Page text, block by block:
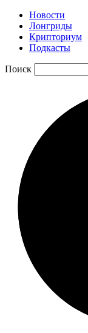
Новости
Лонгриды
Крипториум
Подкасты
Поиск